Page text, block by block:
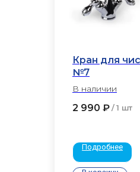
Кран для
№7
В наличии
2 990 ₽ / 1 шт
Подробнее